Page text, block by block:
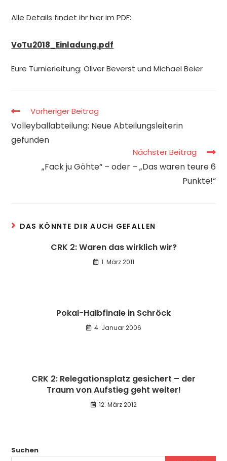
Alle Details findet ihr hier im PDF:
VoTu2018_Einladung.pdf
Eure Turnierleitung: Oliver Beverst und Michael Beier
Vorheriger Beitrag
Volleyballabteilung: Neue Abteilungsleiterin
gefunden
Nächster Beitrag
„Fack ju Göhte“ – oder – „Das waren teure 6
Punkte!“
DAS KÖNNTE DIR AUCH GEFALLEN
CRK 2: Waren das wirklich wir?
1. März 2011
Pokal-Halbfinale in Schröck
4. Januar 2006
CRK 2: Relegationsplatz gesichert – der
Traum von Aufstieg geht weiter!
12. März 2012
Suchen